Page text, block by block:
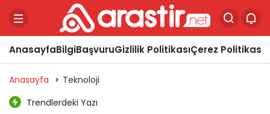
AnasayfaBilgiBaşvuruGizlilik PolitikasıÇerez Politikası
Anasayfa
Teknoloji
Trendlerdeki Yazı